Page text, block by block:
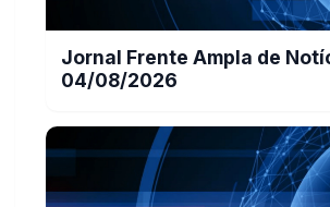
Jornal Frente Ampla de
04/08/2026